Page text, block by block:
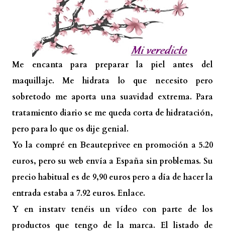
Me encanta para preparar la piel antes del
maquillaje. Me hidrata lo que necesito pero
sobretodo me aporta una suavidad extrema. Para
tratamiento diario se me queda corta de hidratación,
pero para lo que os dije genial.
Yo la compré en Beauteprivee en promoción a 5.20
euros, pero su web envía a España sin problemas. Su
precio habitual es de 9,90 euros pero a día de hacer la
entrada estaba a 7.92 euros. Enlace.
Y en instatv tenéis un vídeo con parte de los
productos que tengo de la marca. El listado de